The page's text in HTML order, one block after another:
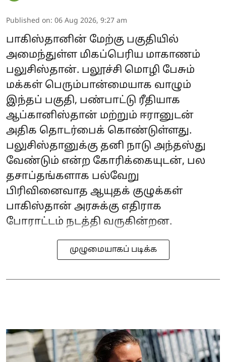
Published on: 06 Aug 2026, 9:27 am
பாகிஸ்தானின் மேற்கு பகுதியில்
அமைந்துள்ள மிகப்பெரிய மாகாணம்
பலுசிஸ்தான். பலூச்சி மொழி பேசும்
மக்கள் பெரும்பான்மையாக வாழும்
இந்தப் பகுதி, பண்பாட்டு ரீதியாக
ஆப்கானிஸ்தான் மற்றும் ஈரானுடன்
அதிக தொடர்பைக் கொண்டுள்ளது.
பலுசிஸ்தானுக்கு தனி நாடு அந்தஸ்து
வேண்டும் என்ற கோரிக்கையுடன், பல
தசாப்தங்களாக பல்வேறு
பிரிவினைவாத ஆயுதக் குழுக்கள்
பாகிஸ்தான் அரசுக்கு எதிராக
போராட்டம் நடத்தி வருகின்றன.
முழுமையாகப் படிக்க